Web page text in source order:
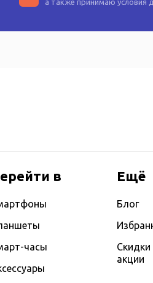
а также принимаю условия
в
часы
Ещё
Блог
Скидки
акции